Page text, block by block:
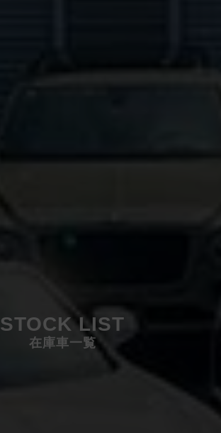
STOCK LIST
在庫車一覧